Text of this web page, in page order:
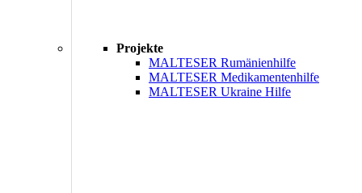
Projekte
MALTESER Rumänienhilfe
MALTESER Medikamentenhilfe
MALTESER Ukraine Hilfe